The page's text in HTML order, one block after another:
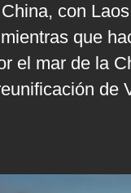
con
que
el mar de la
de